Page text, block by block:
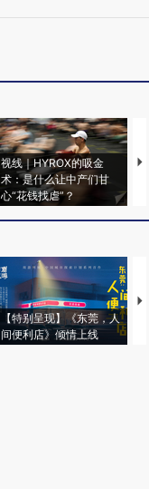
视线｜HYROX的吸金
术：是什么让中产们甘
心“花钱找虐”？
【特别呈现】《东莞，人
间便利店》倾情上线